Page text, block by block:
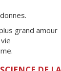
grand amour